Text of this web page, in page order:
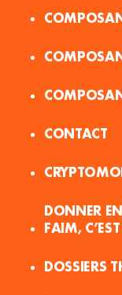
CONTACT
DONNER
FAIM,
DOSSIERS